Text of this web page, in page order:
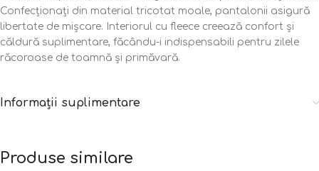
Confecționați din material tricotat moale, pantalonii asigură
libertate de mișcare. Interiorul cu fleece creează confort și
căldură suplimentare, făcându-i indispensabili pentru zilele
răcoroase de toamnă și primăvară.
Informații suplimentare
Produse similare